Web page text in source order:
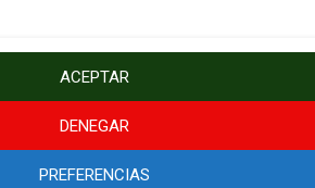
ACEPTAR
DENEGAR
PREFERENCIAS
de Doctores y Licenciados en Filosofía y Letras
de Murcia. Todos los derechos reservados.
por ThemeGrill. Funciona con
del Sitio Accesibilidad Instagram Facebook